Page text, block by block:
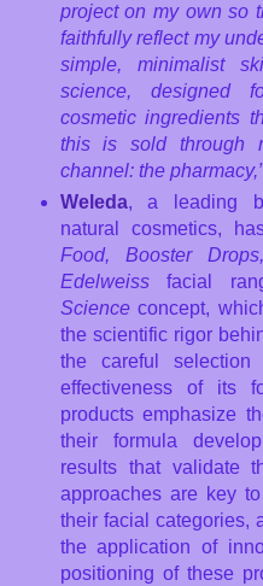
project on my own so
faithfully reflect my
simple, minimalist
science, designed
cosmetic ingredients
this is sold through
channel: the pharmacy,”
Weleda, a leading
natural cosmetics,
Food, Booster
Edelweissfacial
Scienceconcept,
the scientific rigor
the careful
effectiveness of its
products emphasize
their formula
results that validate
approaches are key
their facial categories,
the application of
positioning of these